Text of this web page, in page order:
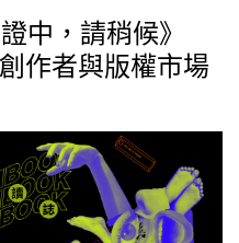
中，請稍候》
作者與版權市場